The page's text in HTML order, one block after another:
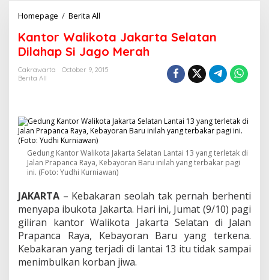
Homepage / Berita All
n
t
o
r
k
o
a
J
a
a
r
t
a
S
e
l
Kantor Walikota Jakarta Selatan
Dilahap Si Jago Merah
Cakrawarta
October 9, 2015
Berita All
Gedung Kantor Walikota Jakarta Selatan Lantai 13 yang terletak di
Jalan Prapanca Raya, Kebayoran Baru inilah yang terbakar pagi
ini. (Foto: Yudhi Kurniawan)
JAKARTA – Kebakaran seolah tak pernah berhenti
menyapa ibukota Jakarta. Hari ini, Jumat (9/10) pagi
giliran kantor Walikota Jakarta Selatan di Jalan
Prapanca Raya, Kebayoran Baru yang terkena.
Kebakaran yang terjadi di lantai 13 itu tidak sampai
menimbulkan korban jiwa.